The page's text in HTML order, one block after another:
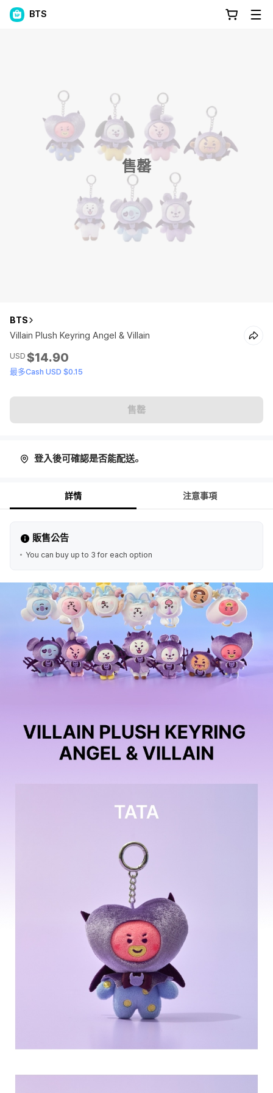
BTS
售罄
BTS
Villain Plush Keyring Angel & Villain
USD $14.90
最多Cash USD $0.15
售罄
登入後可確認是否能配送。
詳情 注意事項
販售公告
You can buy up to 3 for each option